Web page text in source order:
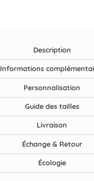
Description
Informations
Personnalisation
Guide des tailles
Livraison
Échange & Retour
Écologie